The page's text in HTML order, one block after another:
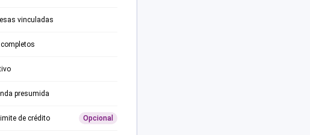
vinculadas
presumida
de crédito Opcional